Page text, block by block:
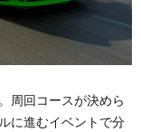
周回コースが決めら
に進むイベントで分